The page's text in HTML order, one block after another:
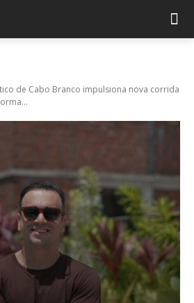
de Cabo Branco impulsiona nova corrida